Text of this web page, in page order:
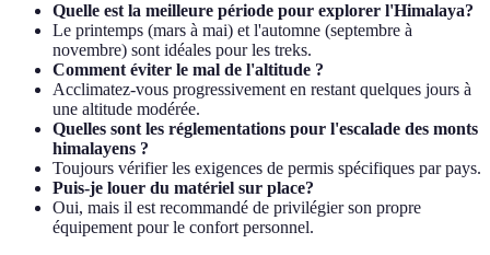
Quelle est la meilleure période pour explorer l'Himalaya?
Le printemps (mars à mai) et l'automne (septembre à
novembre) sont idéales pour les treks.
Comment éviter le mal de l'altitude ?
Acclimatez-vous progressivement en restant quelques jours à
une altitude modérée.
Quelles sont les réglementations pour l'escalade des monts
himalayens ?
Toujours vérifier les exigences de permis spécifiques par pays.
Puis-je louer du matériel sur place?
Oui, mais il est recommandé de privilégier son propre
équipement pour le confort personnel.